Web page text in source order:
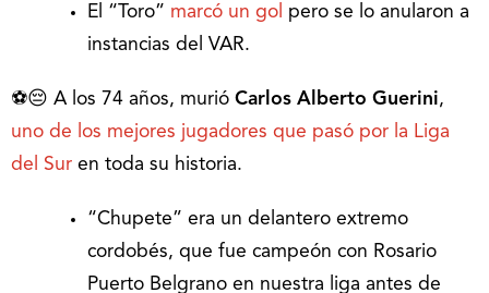
El “Toro” marcó un gol pero se lo anularon a
instancias del VAR.
⚽😔 A los 74 años, murió Carlos Alberto Guerini,
uno de los mejores jugadores que pasó por la Liga
del Sur en toda su historia.
“Chupete” era un delantero extremo
cordobés, que fue campeón con Rosario
Puerto Belgrano en nuestra liga antes de